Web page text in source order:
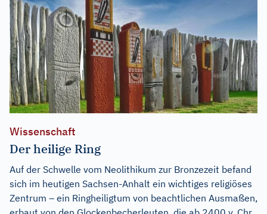
Wissenschaft
Der heilige Ring
Auf der Schwelle vom Neolithikum zur Bronzezeit befand
sich im heutigen Sachsen-Anhalt ein wichtiges religiöses
Zentrum – ein Ringheiligtum von beachtlichen Ausmaßen,